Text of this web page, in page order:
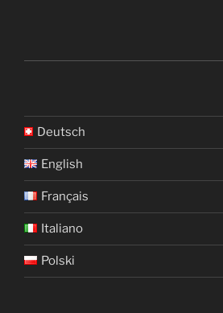
Deutsch
English
Français
Italiano
Polski